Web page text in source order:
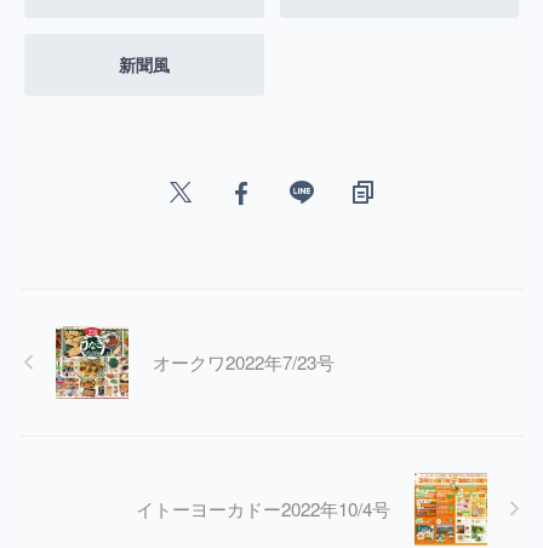
新聞風
オークワ2022年7/23号
イトーヨーカドー2022年10/4号